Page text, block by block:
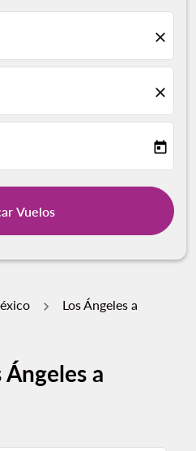
close
close
aria-label today
Vuelos
Los Ángeles a
a